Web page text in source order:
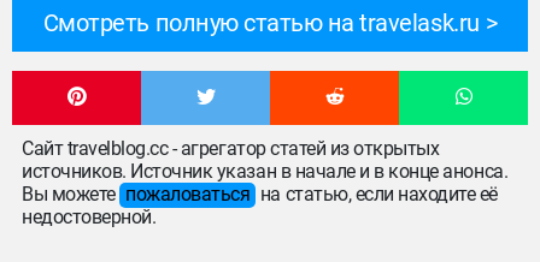
Смотреть полную статью на travelask.ru
Сайт travelblog.cc - агрегатор статей из открытых
источников. Источник указан в начале и в конце анонса.
Вы можете пожаловаться на статью, если находите её
недостоверной.